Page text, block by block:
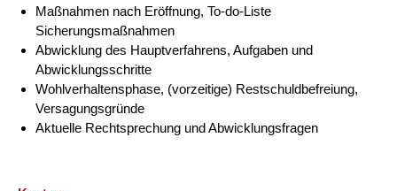
Maßnahmen nach Eröffnung, To-do-Liste
Sicherungsmaßnahmen
Abwicklung des Hauptverfahrens, Aufgaben und
Abwicklungsschritte
Wohlverhaltensphase, (vorzeitige) Restschuldbefreiung,
Versagungsgründe
Aktuelle Rechtsprechung und Abwicklungsfragen